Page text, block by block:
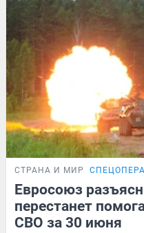
СТРАНА И МИР
Евросоюз
перестанет
СВО за 30 июня